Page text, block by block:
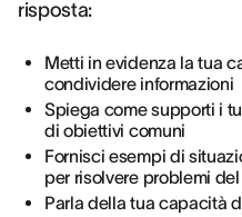
risposta:
Metti in evidenza la tua
condividere informazioni
Spiega come supporti i
di obiettivi comuni
Fornisci esempi di
per risolvere problemi
Parla della tua capacità